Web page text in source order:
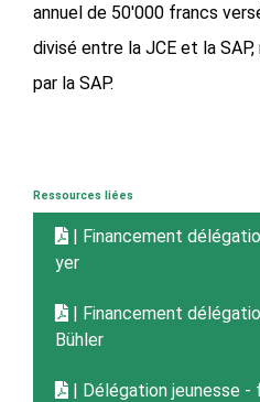
annuel de 50'000 francs
divisé entre la JCE et la
par la SAP.
Ressources liées
| Financement
yer
| Financement
Bühler
| Délégation jeunesse -